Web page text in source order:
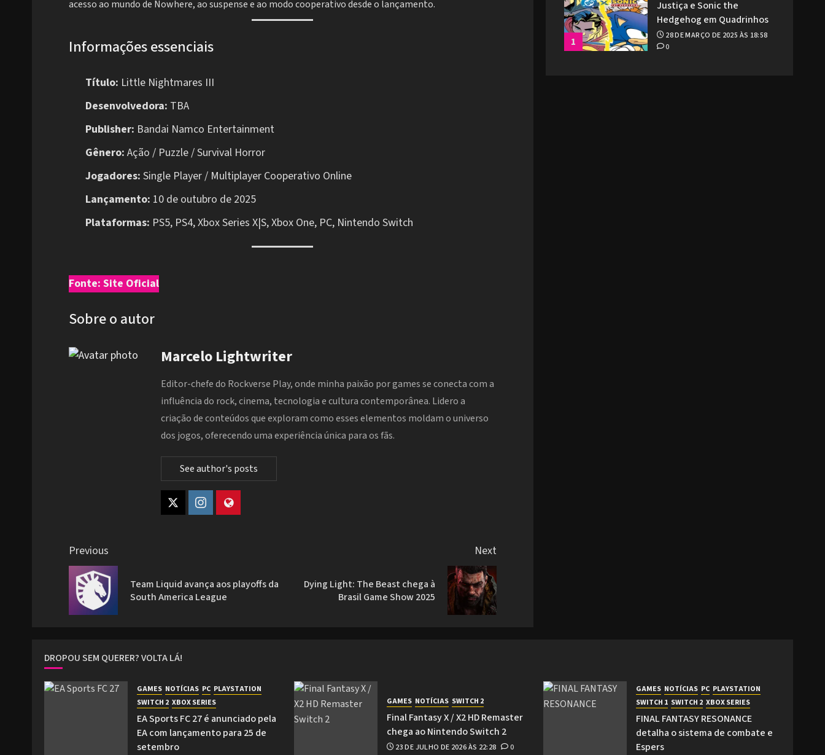
acesso ao mundo de Nowhere, ao suspense e ao modo cooperativo desde o lançamento.
Informações essenciais
Título: Little Nightmares III
Desenvolvedora: TBA
Publisher: Bandai Namco Entertainment
Gênero: Ação / Puzzle / Survival Horror
Jogadores: Single Player / Multiplayer Cooperativo Online
Lançamento: 10 de outubro de 2025
Plataformas: PS5, PS4, Xbox Series X|S, Xbox One, PC, Nintendo Switch
Fonte: Site Oficial
Sobre o autor
Marcelo Lightwriter
Editor-chefe do Rockverse Play, onde minha paixão por games se conecta com a
influência do rock, cinema, tecnologia e cultura contemporânea. Lidero a
criação de conteúdos que exploram como esses elementos moldam o universo
dos jogos, oferecendo uma experiência única para os fãs.
See author's posts
Post
navigation
Previous
Previous
Team Liquid avança aos playoffs da
South America League
Next
NextDying Light: The Beast chega à
Brasil Game Show 2025
1
Justiça e Sonic the
Hedgehog em Quadrinhos
28 DE MARÇO DE 2025 ÀS 18:58
0
DROPOU SEM QUERER? VOLTA LÁ!
GAMES NOTÍCIAS PC PLAYSTATION
SWITCH 2 XBOX SERIES
EA Sports FC 27 é anunciado pela
EA com lançamento para 25 de
setembro
GAMES NOTÍCIAS SWITCH 2
Final Fantasy X / X2 HD Remaster
chega ao Nintendo Switch 2
23 DE JULHO DE 2026 ÀS 22:28 0
GAMES NOTÍCIAS PC PLAYSTATION
SWITCH 1 SWITCH 2 XBOX SERIES
FINAL FANTASY RESONANCE
detalha o sistema de combate e
Espers